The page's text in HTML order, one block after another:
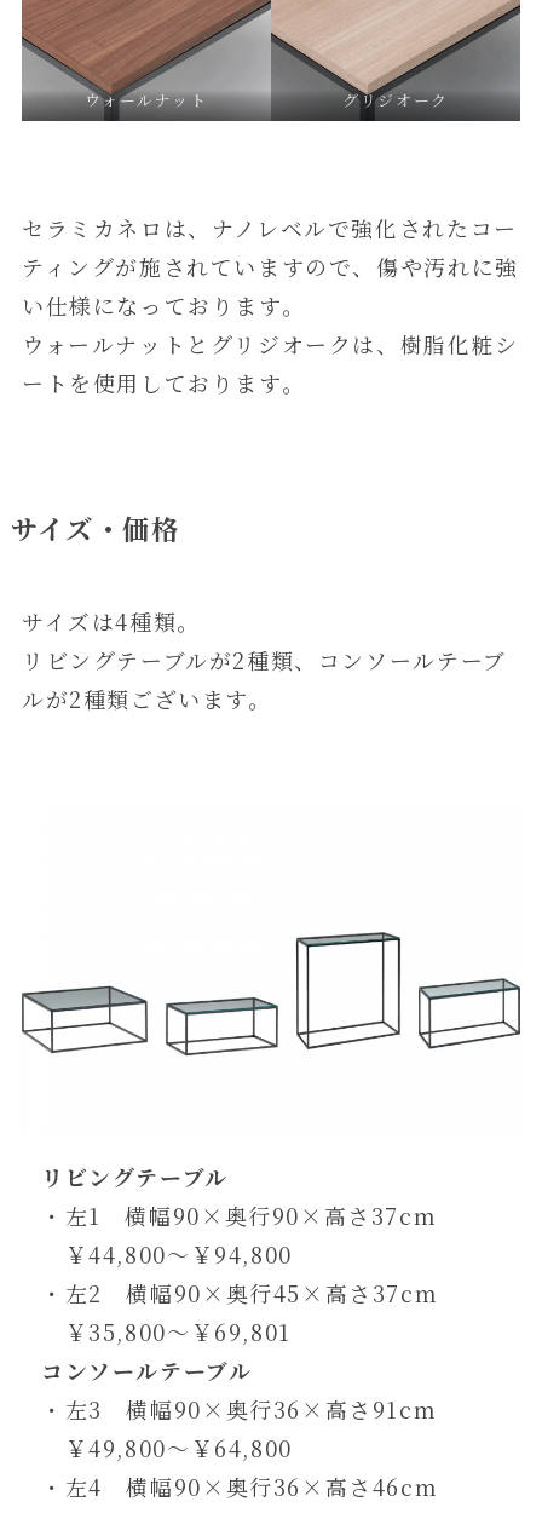
ウォールナット グリジオーク
セラミカネロは、ナノレベルで強化されたコー
ティングが施されていますので、傷や汚れに強
い仕様になっております。
ウォールナットとグリジオークは、樹脂化粧シ
ートを使用しております。
サイズ・価格
サイズは4種類。
リビングテーブルが2種類、コンソールテーブ
ルが2種類ございます。
リビングテーブル
・左1 横幅90×奥行90×高さ37cm
￥44,800～￥94,800
・左2 横幅90×奥行45×高さ37cm
￥35,800～￥69,801
コンソールテーブル
・左3 横幅90×奥行36×高さ91cm
￥49,800～￥64,800
・左4 横幅90×奥行36×高さ46cm